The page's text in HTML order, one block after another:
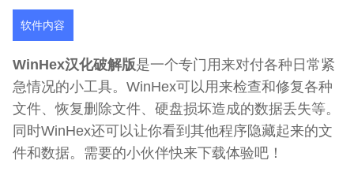
软件内容
WinHex汉化破解版是一个专门用来对付各种日常紧
急情况的小工具。WinHex可以用来检查和修复各种
文件、恢复删除文件、硬盘损坏造成的数据丢失等。
同时WinHex还可以让你看到其他程序隐藏起来的文
件和数据。需要的小伙伴快来下载体验吧！